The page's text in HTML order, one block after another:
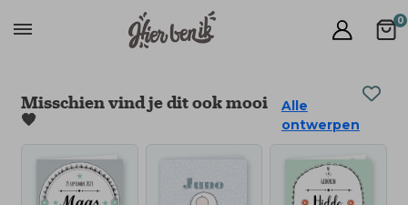
0
Misschien vind je dit ook mooi
🧡
Alle
ontwerpen